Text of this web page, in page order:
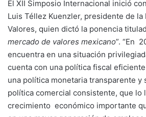
El XII Simposio Internacional inició
Luis Téllez Kuenzler, presidente de la
Valores, quien dictó la ponencia
mercado de valores mexicano”. “En
encuentra en una situación
cuenta con una política fiscal
una política monetaria transparente y
política comercial consistente, que lo
crecimiento económico importante